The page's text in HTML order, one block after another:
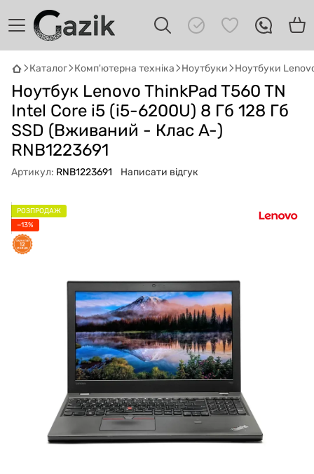
Каталог Комп'ютерна техніка Ноутбуки Ноутбуки
Ноутбук Lenovo ThinkPad T560 TN
Intel Core i5 (i5-6200U) 8 Гб 128 Гб
SSD (Вживаний - Клас A-)
RNB1223691
Артикул: RNB1223691 Написати відгук
РОЗПРОДАЖ
−13%
GAZIK AI
Онлайн · пошук техніки
Привіт! 👋 Я Gazik AI — допоможу
підібрати вживану комп'ютерну техніку.
Що шукаєш?